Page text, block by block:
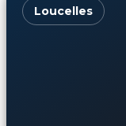
Loucelles